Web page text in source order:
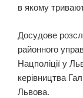
в якому
Досудове
районного
Нацполіції у
керівництва
Львова.